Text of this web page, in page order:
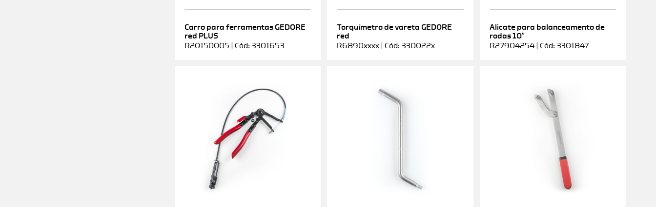
Carro para ferramentas GEDORE
red PLUS
R20150005 | Cód: 3301653
Torquímetro de vareta GEDORE
red
R6890xxxx | Cód: 330022x
Alicate para balanceamento de
rodas 10″
R27904254 | Cód: 3301847